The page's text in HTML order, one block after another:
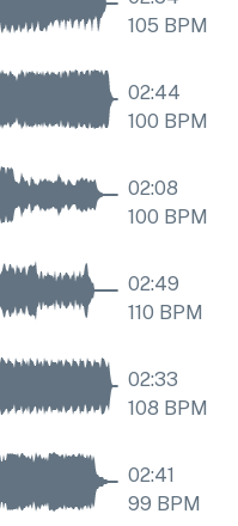
105 BPM
02:44
100 BPM
02:08
100 BPM
02:49
110 BPM
02:33
108 BPM
02:41
99 BPM